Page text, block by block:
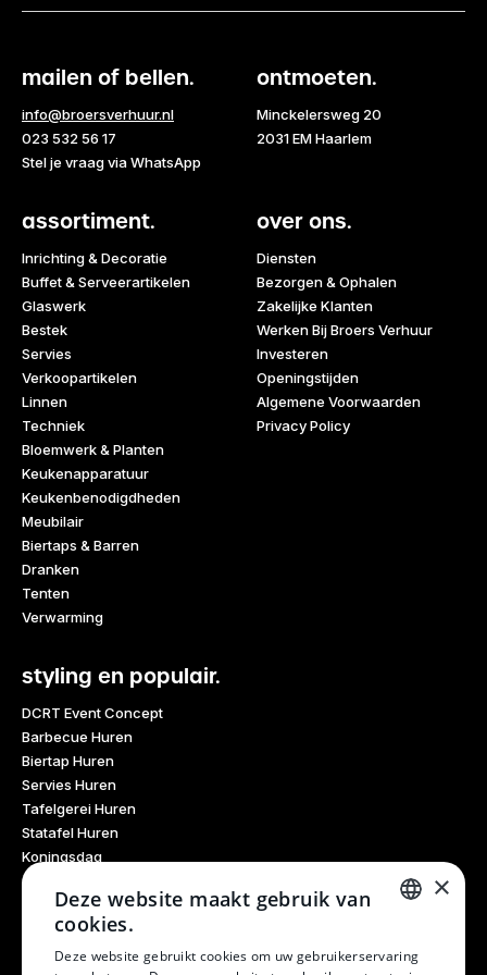
mailen of bellen.
info@broersverhuur.nl
023 532 56 17
Stel je vraag via WhatsApp
ontmoeten.
Minckelersweg 20
2031 EM Haarlem
assortiment.
Inrichting & Decoratie
Buffet & Serveerartikelen
Glaswerk
Bestek
Servies
Verkoopartikelen
Linnen
Techniek
Bloemwerk & Planten
Keukenapparatuur
Keukenbenodigdheden
Meubilair
Biertaps & Barren
Dranken
Tenten
Verwarming
over ons.
Diensten
Bezorgen & Ophalen
Zakelijke Klanten
Werken Bij Broers Verhuur
Investeren
Openingstijden
Algemene Voorwaarden
Privacy Policy
styling en populair.
DCRT Event Concept
Barbecue Huren
Biertap Huren
Servies Huren
Tafelgerei Huren
Statafel Huren
Koningsdag
Glaswerk Huren
Feestdagen
Haarlem Culinair
Evenementen Verhuur
×
Deze website maakt gebruik van
cookies.
Deze website gebruikt cookies om uw gebruikerservaring